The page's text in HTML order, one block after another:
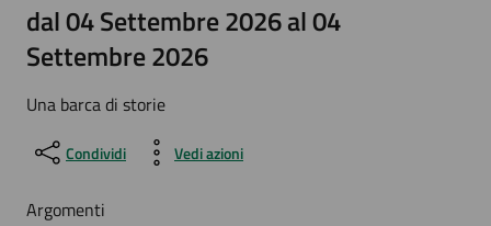
dal 04 Settembre 2026 al 04
Settembre 2026
Una barca di storie
Condividi Vedi azioni
Argomenti